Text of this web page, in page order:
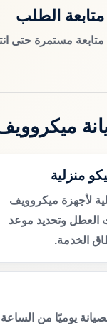
متابعة الطلب
متابعة مستمرة حتى
منزلية
لأجهزة ميكروويف
العطل وتحديد موعد
الخدمة.
يوميًا من الساعة